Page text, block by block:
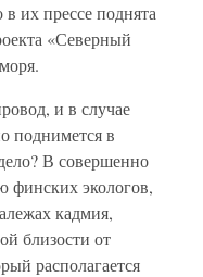
в их прессе поднята
«Северный
и в случае
поднимется в
В совершенно
финских экологов,
кадмия,
близости от
располагается